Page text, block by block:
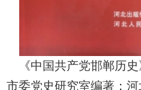
《中国共产党邯郸历史
市委党史研究室编著；